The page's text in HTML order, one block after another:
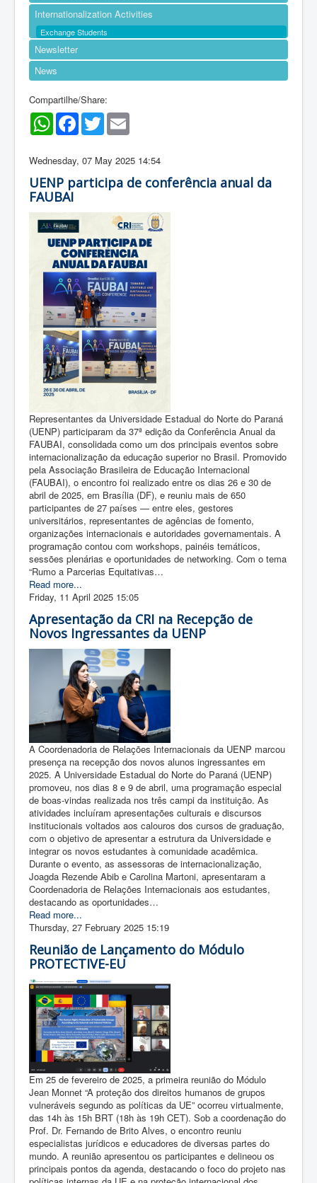
Internationalization Activities
Exchange Students
Newsletter
News
Compartilhe/Share:
WhatsAppFacebookTwitter
Wednesday, 07 May 2025 14:54
UENP participa de conferência anual da
FAUBAI
Representantes da Universidade Estadual do Norte do Paraná
(UENP) participaram da 37ª edição da Conferência Anual da
FAUBAI, consolidada como um dos principais eventos sobre
internacionalização da educação superior no Brasil. Promovido
pela Associação Brasileira de Educação Internacional
(FAUBAI), o encontro foi realizado entre os dias 26 e 30 de
abril de 2025, em Brasília (DF), e reuniu mais de 650
participantes de 27 países — entre eles, gestores
universitários, representantes de agências de fomento,
organizações internacionais e autoridades governamentais. A
programação contou com workshops, painéis temáticos,
sessões plenárias e oportunidades de networking. Com o tema
“Rumo a Parcerias Equitativas…
Read more...
Friday, 11 April 2025 15:05
Apresentação da CRI na Recepção de
Novos Ingressantes da UENP
A Coordenadoria de Relações Internacionais da UENP marcou
presença na recepção dos novos alunos ingressantes em
2025. A Universidade Estadual do Norte do Paraná (UENP)
promoveu, nos dias 8 e 9 de abril, uma programação especial
de boas-vindas realizada nos três campi da instituição. As
atividades incluíram apresentações culturais e discursos
institucionais voltados aos calouros dos cursos de graduação,
com o objetivo de apresentar a estrutura da Universidade e
integrar os novos estudantes à comunidade acadêmica.
Durante o evento, as assessoras de internacionalização,
Joagda Rezende Abib e Carolina Martoni, apresentaram a
Coordenadoria de Relações Internacionais aos estudantes,
destacando as oportunidades…
Read more...
Thursday, 27 February 2025 15:19
Reunião de Lançamento do Módulo
PROTECTIVE-EU
Em 25 de fevereiro de 2025, a primeira reunião do Módulo
Jean Monnet “A proteção dos direitos humanos de grupos
vulneráveis segundo as políticas da UE” ocorreu virtualmente,
das 14h às 15h BRT (18h às 19h CET). Sob a coordenação do
Prof. Dr. Fernando de Brito Alves, o encontro reuniu
especialistas jurídicos e educadores de diversas partes do
mundo. A reunião apresentou os participantes e delineou os
principais pontos da agenda, destacando o foco do projeto nas